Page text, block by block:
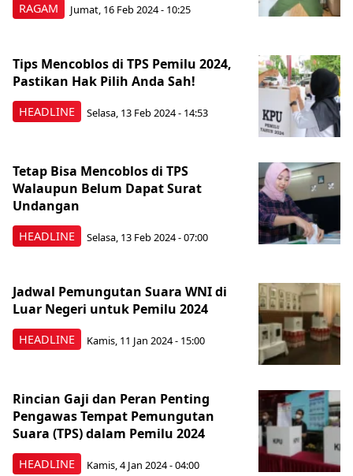
RAGAM Jumat, 16 Feb 2024 - 10:25
HEADLINE
Tips Mencoblos di TPS Pemilu 2024,
Pastikan Hak Pilih Anda Sah!
Selasa, 13 Feb 2024 - 14:53
HEADLINE
Tetap Bisa Mencoblos di TPS
Walaupun Belum Dapat Surat
Undangan
Selasa, 13 Feb 2024 - 07:00
HEADLINE
Jadwal Pemungutan Suara WNI di
Luar Negeri untuk Pemilu 2024
Kamis, 11 Jan 2024 - 15:00
HEADLINE
Rincian Gaji dan Peran Penting
Pengawas Tempat Pemungutan
Suara (TPS) dalam Pemilu 2024
Kamis, 4 Jan 2024 - 04:00